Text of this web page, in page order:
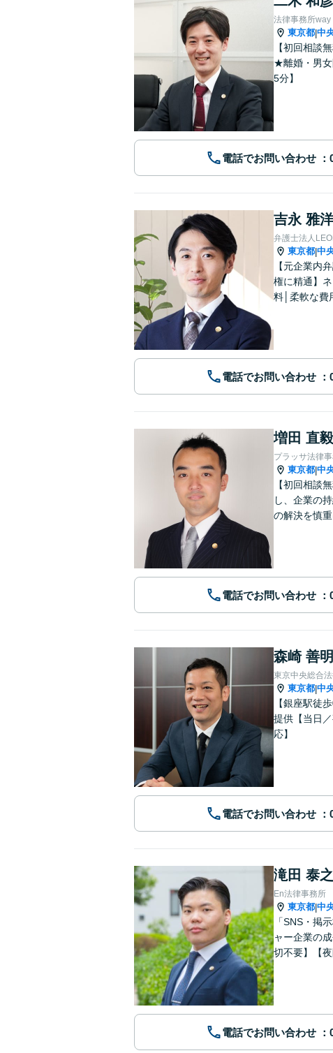
法律事務所way
東京都|中
【初回相談
★離婚・男
5分】
電話でお問い合わせ
吉永 雅
弁護士法人
東京都|中
【元企業内
権に精通】
料│柔軟な費
電話でお問い合わせ
増田 直毅
プラッサ法律
東京都|中
【初回相談
し、企業の
の解決を慎
電話でお問い合わせ
森崎 善明
東京中央総合
東京都|中
【銀座駅徒
提供【当日
応】
電話でお問い合わせ
滝田 泰之
En法律事務所
東京都|中
「SNS・掲
ャー企業の
切不要】【夜
電話でお問い合わせ